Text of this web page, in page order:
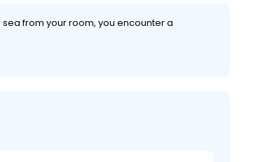
from your room, you encounter a